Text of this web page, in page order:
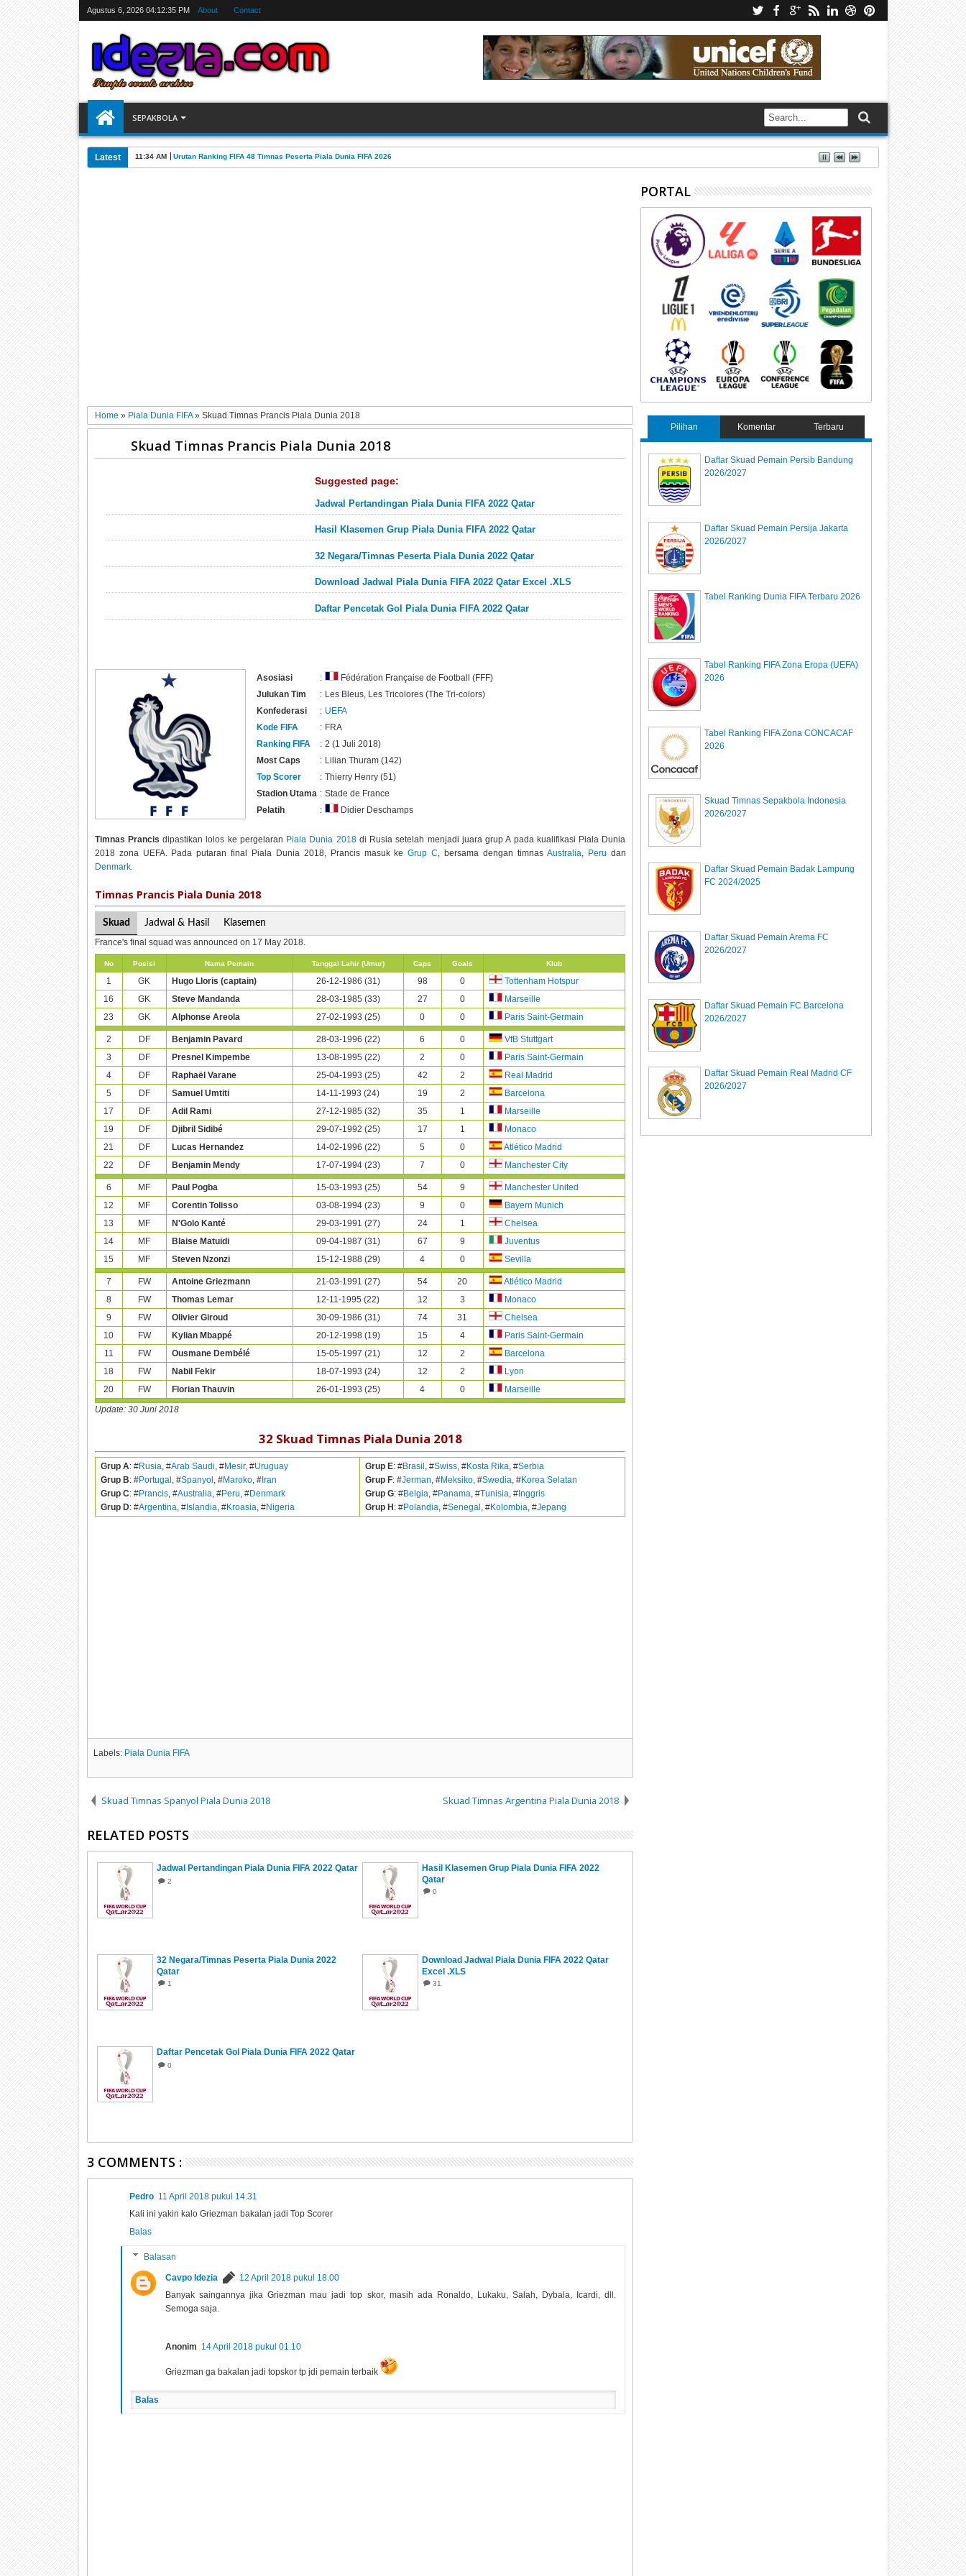
Agustus 6, 2026 04:12:36 PM About Contact
SEPAKBOLA
Latest 11:34 AM Urutan Ranking FIFA 48 Timnas Peserta Piala Dunia FIFA 2026
Home » Piala Dunia FIFA» Skuad Timnas Prancis Piala Dunia 2018
Skuad Timnas Prancis Piala Dunia 2018
Suggested page:
Jadwal Pertandingan Piala Dunia FIFA 2022 Qatar
Hasil Klasemen Grup Piala Dunia FIFA 2022 Qatar
32 Negara/Timnas Peserta Piala Dunia 2022 Qatar
Download Jadwal Piala Dunia FIFA 2022 Qatar Excel .XLS
Daftar Pencetak Gol Piala Dunia FIFA 2022 Qatar
Asosiasi :
Fédération Française de Football (FFF)
Julukan Tim
: Les Bleus, Les Tricolores (The Tri-colors)
Konfederasi
: UEFA
Kode FIFA
: FRA
Ranking FIFA
: 2 (1 Juli 2018)
Most Caps
: Lilian Thuram (142)
Top Scorer
: Thierry Henry (51)
Stadion Utama : Stade de France
Pelatih
: Didier Deschamps
Timnas Prancis dipastikan lolos ke pergelaran Piala Dunia 2018di Rusia setelah menjadi juara grup A pada kualifikasi Piala Dunia
2018 zona UEFA. Pada putaran final Piala Dunia 2018, Prancis masuk keGrup C , bersama dengan timnas Australia Peru dan
Denmark.
Timnas Prancis Piala Dunia 2018
Skuad Jadwal & Hasil
Klasemen
France's final squad was announced on 17 May 2018.
No Posisi Nama Pemain Tanggal Lahir (Umur) Caps Goals Klub
1 GK Hugo Lloris (captain) 26-12-1986 (31) 98 0
Tottenham Hotspur
16
GK Steve Mandanda 28-03-1985 (33) 27 0
Marseille
23
GK Alphonse Areola 27-02-1993 (25) 0 0 Paris Saint-Germain
2 DF Benjamin Pavard 28-03-1996 (22) 6 0
VfB Stuttgart
3
DF Presnel Kimpembe 13-08-1995 (22) 2 0
Paris Saint-Germain
4
DF Raphaël Varane 25-04-1993 (25) 42 2
Real Madrid
5
DF Samuel Umtiti 14-11-1993 (24) 19 2
Barcelona
17
DF Adil Rami 27-12-1985 (32) 35 1
Marseille
19
DF Djibril Sidibé 29-07-1992 (25) 17 1
Monaco
21
DF Lucas Hernandez 14-02-1996 (22) 5 0
Atlético Madrid
22
DF Benjamin Mendy 17-07-1994 (23) 7 0 Manchester City
6 MF Paul Pogba 15-03-1993 (25) 54 9
Manchester United
12
MF Corentin Tolisso 03-08-1994 (23) 9 0
Bayern Munich
13
MF N'Golo Kanté 29-03-1991 (27) 24 1
Chelsea
14
MF Blaise Matuidi 09-04-1987 (31) 67 9
Juventus
15
MF Steven Nzonzi 15-12-1988 (29) 4 0 Sevilla
7 FW Antoine Griezmann 21-03-1991 (27) 54 20
Atlético Madrid
8
FW Thomas Lemar 12-11-1995 (22) 12 3
Monaco
9
FW Olivier Giroud 30-09-1986 (31) 74 31
Chelsea
10
FW Kylian Mbappé 20-12-1998 (19) 15 4
Paris Saint-Germain
11
FW Ousmane Dembélé 15-05-1997 (21) 12 2
Barcelona
18
FW Nabil Fekir 18-07-1993 (24) 12 2
Lyon
20
FW Florian Thauvin 26-01-1993 (25) 4 0
Marseille
Update: 30 Juni 2018
32 Skuad Timnas Piala Dunia 2018
Grup A: #Rusia , #Arab Saudi , #Mesir, #Uruguay
Grup B: #Portugal , #Spanyol , #Maroko, #Iran
Grup C: #Prancis, #Australia , #Peru , #Denmark
Grup D: #Argentina , #Islandia , #Kroasia , #Nigeria
Grup E: #Brasil , #Swiss, #Kosta Rika , #Serbia
Grup F: #Jerman , #Meksiko, #Swedia , #Korea Selatan
Grup G: #Belgia , #Panama , #Tunisia , #Inggris
Grup H: #Polandia , #Senegal , #Kolombia , #Jepang
Labels: Piala Dunia FIFA
Skuad Timnas Spanyol Piala Dunia 2018 Skuad Timnas Argentina Piala Dunia 2018
RELATED POSTS
Jadwal Pertandingan Piala Dunia FIFA 2022 Qatar
2
Hasil Klasemen Grup Piala Dunia FIFA 2022
Qatar
0
32 Negara/Timnas Peserta Piala Dunia 2022
Qatar
1
Download Jadwal Piala Dunia FIFA 2022 Qatar
Excel .XLS
31
Daftar Pencetak Gol Piala Dunia FIFA 2022 Qatar
0
3 COMMENTS :
Pedro 11 April 2018 pukul 14.31
Kali ini yakin kalo Griezman bakalan jadi Top Scorer
Balas
Balasan
Cavpo Idezia
12 April 2018 pukul 18.00
Banyak saingannya jika Griezman mau jadi top skor, masih ada Ronaldo, Lukaku, Salah, Dybala, Icardi, dll.
Semoga saja.
Anonim 14 April 2018 pukul 01.10
Griezman ga bakalan jadi topskor tp jdi pemain terbaik
Balas
PORTAL
Pilihan Komentar Terbaru
Daftar Skuad Pemain Persib Bandung
2026/2027
Daftar Skuad Pemain Persija Jakarta
2026/2027
Tabel Ranking Dunia FIFA Terbaru 2026
Tabel Ranking FIFA Zona Eropa (UEFA)
2026
Tabel Ranking FIFA Zona CONCACAF
2026
Skuad Timnas Sepakbola Indonesia
2026/2027
Daftar Skuad Pemain Badak Lampung
FC 2024/2025
Daftar Skuad Pemain Arema FC
2026/2027
Daftar Skuad Pemain FC Barcelona
2026/2027
Daftar Skuad Pemain Real Madrid CF
2026/2027